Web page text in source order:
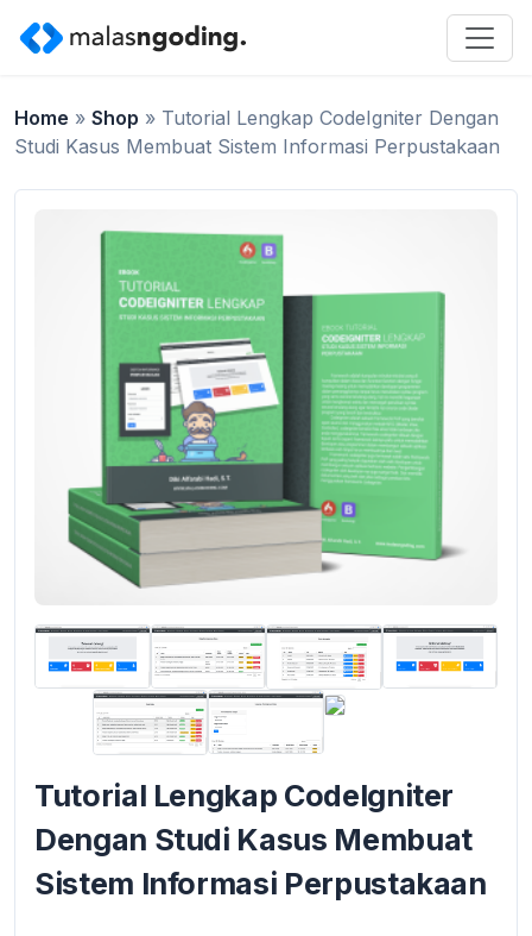
Home » Shop » Tutorial Lengkap CodeIgniter Dengan
Studi Kasus Membuat Sistem Informasi Perpustakaan
Tutorial Lengkap CodeIgniter
Dengan Studi Kasus Membuat
Sistem Informasi Perpustakaan